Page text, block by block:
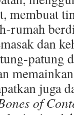
membuat
rumah
dan
patung
juga
of